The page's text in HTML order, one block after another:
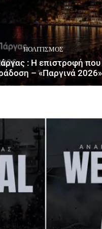
ΠΟΛΙΤΙΣΜΌΣ
: Η επιστροφή που
– «Παργινά 2026»